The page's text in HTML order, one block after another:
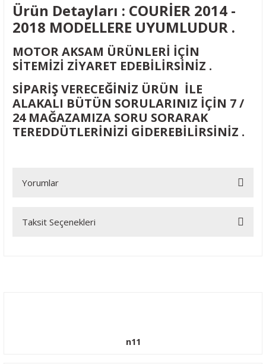
Ürün Detayları : COURİER 2014 -
2018 MODELLERE UYUMLUDUR .
MOTOR AKSAM ÜRÜNLERİ İÇİN
SİTEMİZİ ZİYARET EDEBİLİRSİNİZ .
SİPARİŞ VERECEĞİNİZ ÜRÜN İLE
ALAKALI BÜTÜN SORULARINIZ İÇİN 7 /
24 MAĞAZAMIZA SORU SORARAK
TEREDDÜTLERİNİZİ GİDEREBİLİRSİNİZ .
Yorumlar
Bu ürüne ilk yorumu siz yapın!
Taksit Seçenekleri
n11